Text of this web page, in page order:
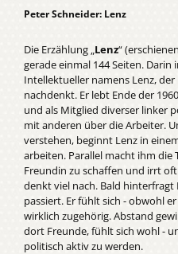
Peter Schneider: Lenz
Die Erzählung „ Lenz“
gerade einmal 144 Seiten.
Intellektueller namens Lenz,
nachdenkt. Er lebt Ende der
und als Mitglied diverser linker
mit anderen über die Arbeiter.
verstehen, beginnt Lenz in
arbeiten. Parallel macht ihm die
Freundin zu schaffen und irrt
denkt viel nach. Bald hinterfragt
passiert. Er fühlt sich - obwohl
wirklich zugehörig. Abstand
dort Freunde, fühlt sich wohl -
politisch aktiv zu werden.